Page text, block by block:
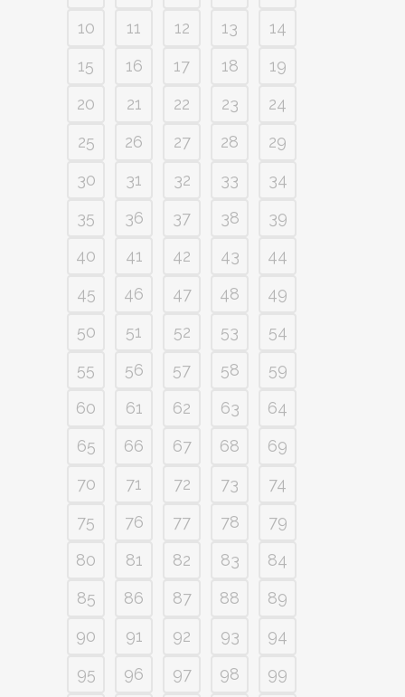
10
11 12 13
14
15
16 17 18
19
20
21 22 23
24
25
26 27 28
29
30
31 32 33
34
35
36 37 38
39
40
41 42 43
44
45
46 47 48
49
50
51 52 53
54
55
56 57 58
59
60
61 62 63
64
65
66 67 68
69
70
71 72 73
74
75
76 77 78
79
80
81 82 83
84
85
86 87 88
89
90
91 92 93
94
95
96 97 98
99